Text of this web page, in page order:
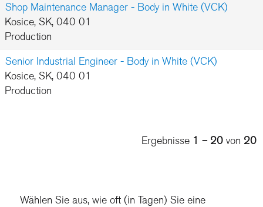
Shop Maintenance Manager - Body in White (VCK)
Kosice, SK, 040 01
Production
Senior Industrial Engineer - Body in White (VCK)
Kosice, SK, 040 01
Production
Ergebnisse 1 – 20 von 20
Wählen Sie aus, wie oft (in Tagen) Sie eine